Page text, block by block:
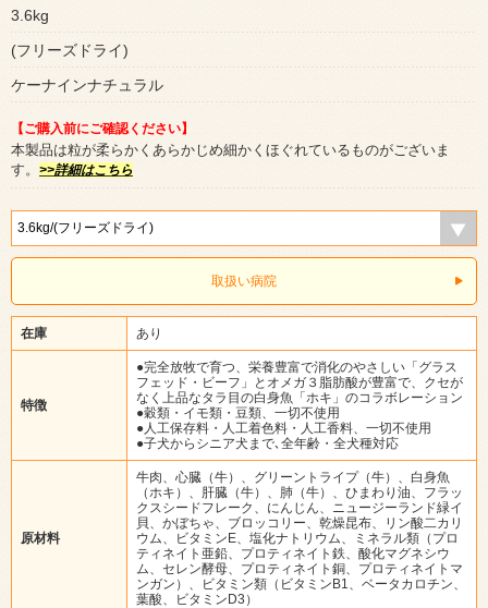
3.6kg
(フリーズドライ)
ケーナインナチュラル
【ご購入前にご確認ください】
本製品は粒が柔らかくあらかじめ細かくほぐれているものがございま
す。 >>詳細はこちら
取扱い病院
在庫 あり
特徴
●完全放牧で育つ、栄養豊富で消化のやさしい「グラス
フェッド・ビーフ」とオメガ３脂肪酸が豊富で、クセが
なく上品なタラ目の白身魚「ホキ」のコラボレーション
●穀類・イモ類・豆類、一切不使用
●人工保存料・人工着色料・人工香料、一切不使用
●子犬からシニア犬まで､全年齢・全犬種対応
原材料
牛肉、心臓（牛）、グリーントライプ（牛）、白身魚
（ホキ）、肝臓（牛）、肺（牛）、ひまわり油、フラッ
クスシードフレーク、にんじん、ニュージーランド緑イ
貝、かぼちゃ、ブロッコリー、乾燥昆布、リン酸二カリ
ウム、ビタミンE、塩化ナトリウム、ミネラル類（プロ
ティネイト亜鉛、プロティネイト鉄、酸化マグネシウ
ム、セレン酵母、プロティネイト銅、プロティネイトマ
ンガン）、ビタミン類（ビタミンB1、ベータカロチン、
葉酸、ビタミンD3）